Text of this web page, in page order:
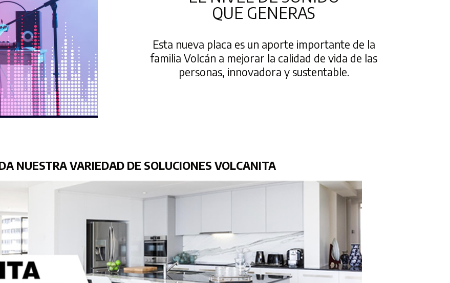
QUE GENERAS
Esta nueva placa es un aporte importante de la
familia Volcán a mejorar la calidad de vida de las
personas, innovadora y sustentable.
NUESTRA VARIEDAD DE SOLUCIONES VOLCANITA